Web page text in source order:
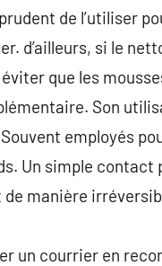
de l’utiliser
d’ailleurs, si le
que les
Son
employés
Un simple contact
manière
un courrier en